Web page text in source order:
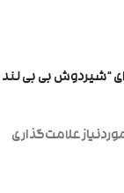
“شیردوش بی بی لند
علامت‌گذاری